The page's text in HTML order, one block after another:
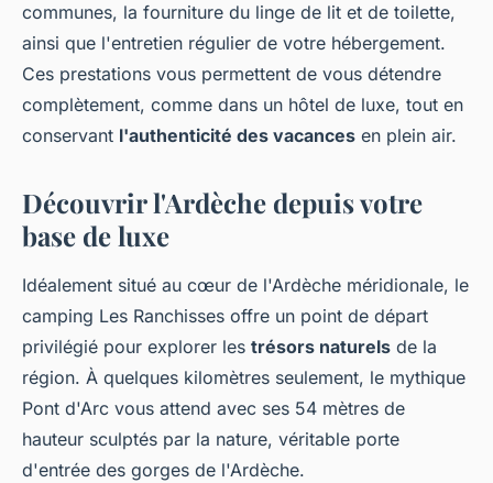
communes, la fourniture du linge de lit et de toilette,
ainsi que l'entretien régulier de votre hébergement.
Ces prestations vous permettent de vous détendre
complètement, comme dans un hôtel de luxe, tout en
conservant l'authenticité des vacances en plein air.
Découvrir l'Ardèche depuis votre
base de luxe
Idéalement situé au cœur de l'Ardèche méridionale, le
camping Les Ranchisses offre un point de départ
privilégié pour explorer les trésors naturels de la
région. À quelques kilomètres seulement, le mythique
Pont d'Arc vous attend avec ses 54 mètres de
hauteur sculptés par la nature, véritable porte
d'entrée des gorges de l'Ardèche.